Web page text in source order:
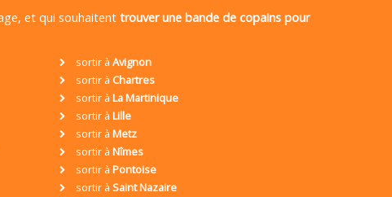
et qui souhaitent trouver une bande de copains pour
sortir à Avignon
sortir à Chartres
sortir à La Martinique
sortir à Lille
sortir à Metz
sortir à Nîmes
sortir à Pontoise
sortir à Saint Nazaire